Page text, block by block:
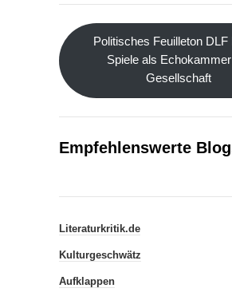
Politisches Feuilleton DLF
Spiele als
Gesellschaft
Empfehlenswerte
Literaturkritik.de
Kulturgeschwätz
Aufklappen